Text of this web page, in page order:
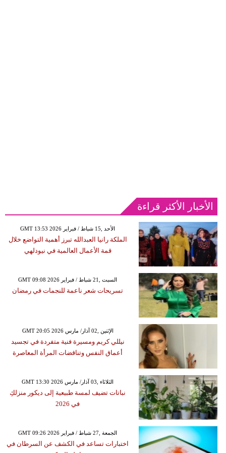
الأخبار الأكثر قراءة
GMT 13:53 2026 الأحد ,15 شباط / فبراير
الملكة رانيا العبدالله تبرز أهمية التواضع خلال
قمة الأعمال العالمية في نيودلهي
GMT 09:08 2026 السبت ,21 شباط / فبراير
تسريحات شعر ناعمة للنجمات في رمضان
GMT 20:05 2026 الإثنين ,02 آذار/ مارس
نيللي كريم ومسيرة فنية متفردة في تجسيد
أعماق النفس وتناقضات المرأة المعاصرة
GMT 13:30 2026 الثلاثاء ,03 آذار/ مارس
نباتات تضيف لمسة طبيعية إلى ديكور منزلكِ
في 2026
GMT 09:26 2026 الجمعة ,27 شباط / فبراير
اختبارات تساعد في الكشف عن السرطان في